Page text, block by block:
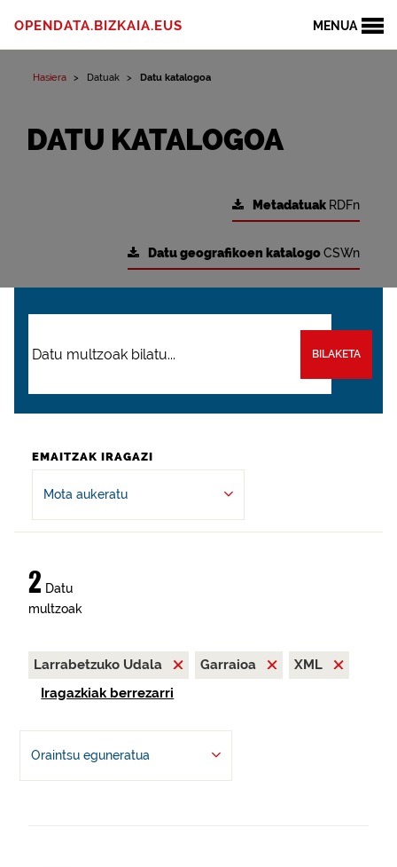
MENUA
OPENDATA.BIZKAIA.EUS
Hasiera Datuak Datu katalogoa
DATU KATALOGOA
Metadatuak RDFn
Datu geografikoen katalogoCSWn
BILAKETA
EMAITZAK IRAGAZI
Mota aukeratu
2 Datu
multzoak
Larrabetzuko Udala Garraioa
XML
Iragazkiak berrezarri
Oraintsu eguneratua